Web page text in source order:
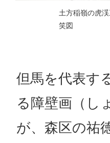
土方稲嶺の虎渓
笑図
但馬を代表す
る障壁画（し
が、森区の祐